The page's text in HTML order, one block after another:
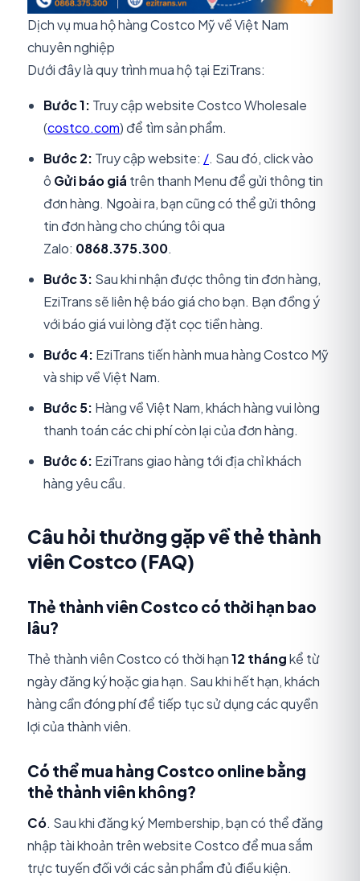
Dịch vụ mua hộ hàng Costco Mỹ về Việt Nam
chuyên nghiệp
Dưới đây là quy trình mua hộ tại EziTrans:
Bước 1: Truy cập website Costco Wholesale
(costco.com) để tìm sản phẩm.
Bước 2: Truy cập website: /. Sau đó, click vào
ô Gửi báo giá trên thanh Menu để gửi thông tin
đơn hàng. Ngoài ra, bạn cũng có thể gửi thông
tin đơn hàng cho chúng tôi qua
Zalo: 0868.375.300.
Bước 3: Sau khi nhận được thông tin đơn hàng,
EziTrans sẽ liên hệ báo giá cho bạn. Bạn đồng ý
với báo giá vui lòng đặt cọc tiền hàng.
Bước 4: EziTrans tiến hành mua hàng Costco Mỹ
và ship về Việt Nam.
Bước 5: Hàng về Việt Nam, khách hàng vui lòng
thanh toán các chi phí còn lại của đơn hàng.
Bước 6: EziTrans giao hàng tới địa chỉ khách
hàng yêu cầu.
Câu hỏi thường gặp về thẻ thành
viên Costco (FAQ)
Thẻ thành viên Costco có thời hạn bao
lâu?
Thẻ thành viên Costco có thời hạn12 thángkể từ
ngày đăng ký hoặc gia hạn. Sau khi hết hạn, khách
hàng cần đóng phí để tiếp tục sử dụng các quyền
lợi của thành viên.
Có thể mua hàng Costco online bằng
thẻ thành viên không?
Có. Sau khi đăng ký Membership, bạn có thể đăng
nhập tài khoản trên website Costco để mua sắm
trực tuyến đối với các sản phẩm đủ điều kiện.